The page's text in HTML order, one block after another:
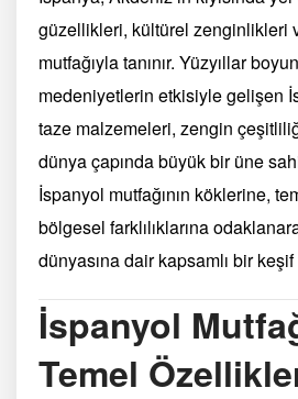
güzellikleri, kültürel zenginlikleri
mutfağıyla tanınır. Yüzyıllar
medeniyetlerin etkisiyle gelişen
taze malzemeleri, zengin
dünya çapında büyük bir üne
İspanyol mutfağının köklerine,
bölgesel farklılıklarına
dünyasına dair kapsamlı bir keşif
İspanyol
Temel